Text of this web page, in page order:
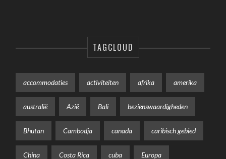
TAGCLOUD
accommodaties activiteiten afrika amerika
australië Azië Bali bezienswaardigheden
Bhutan Cambodja canada caribisch gebied
China Costa Rica cuba Europa